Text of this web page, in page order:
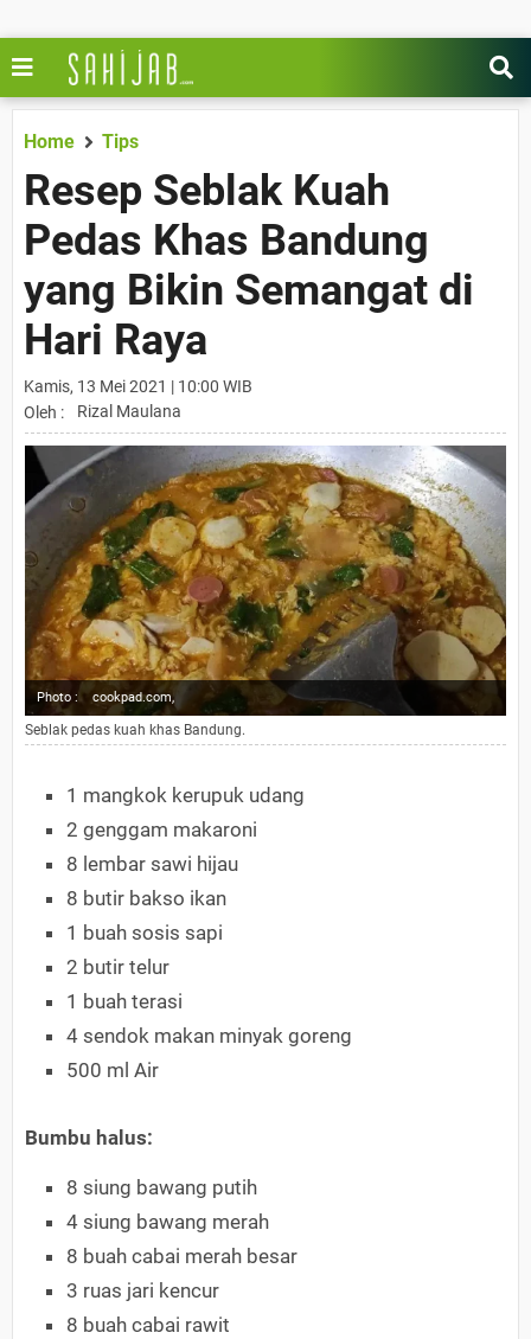
Home Tips
Resep Seblak Kuah
Pedas Khas Bandung
yang Bikin Semangat di
Hari Raya
Kamis, 13 Mei 2021 | 10:00 WIB
Oleh :
Rizal Maulana
Photo : cookpad.com,
Seblak pedas kuah khas Bandung.
1 mangkok kerupuk udang
2 genggam makaroni
8 lembar sawi hijau
8 butir bakso ikan
1 buah sosis sapi
2 butir telur
1 buah terasi
4 sendok makan minyak goreng
500 ml Air
Bumbu halus:
8 siung bawang putih
4 siung bawang merah
8 buah cabai merah besar
3 ruas jari kencur
8 buah cabai rawit